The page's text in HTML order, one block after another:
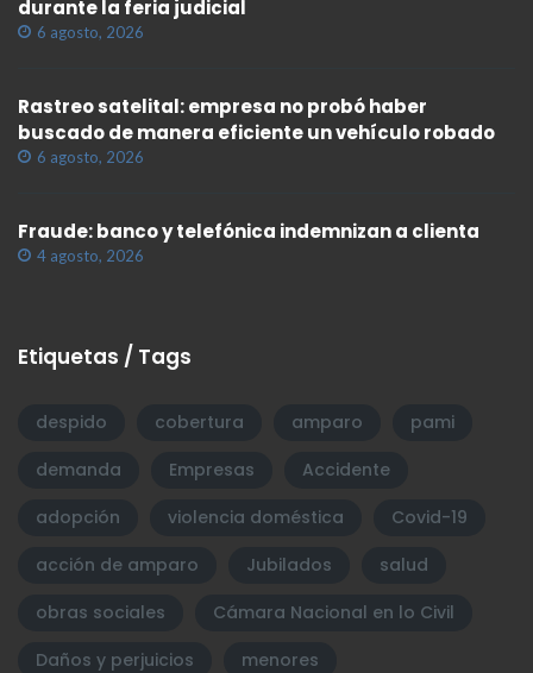
durante la feria judicial
6 agosto, 2026
Rastreo satelital: empresa no probó haber
buscado de manera eficiente un vehículo robado
6 agosto, 2026
Fraude: banco y telefónica indemnizan a clienta
4 agosto, 2026
Etiquetas / Tags
despido cobertura amparo
pami
demanda
Empresas
Accidente
adopción
violencia doméstica
Covid-19
acción de amparo
Jubilados
salud
obras sociales
Cámara Nacional en lo Civil
Daños y perjuicios
menores